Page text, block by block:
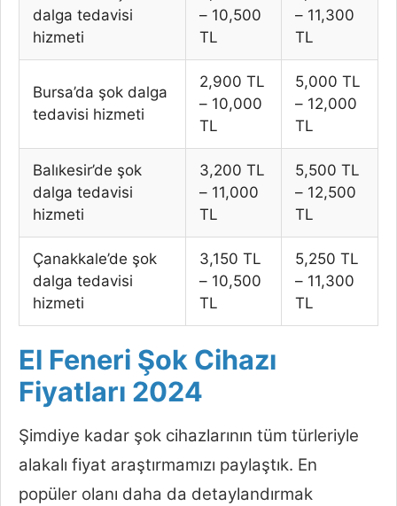
dalga tedavisi
hizmeti
– 10,500
TL
– 11,300
TL
Bursa’da şok dalga
tedavisi hizmeti
2,900 TL
– 10,000
TL
5,000 TL
– 12,000
TL
Balıkesir’de şok
dalga tedavisi
hizmeti
3,200 TL
– 11,000
TL
5,500 TL
– 12,500
TL
Çanakkale’de şok
dalga tedavisi
hizmeti
3,150 TL
– 10,500
TL
5,250 TL
– 11,300
TL
El Feneri Şok Cihazı
Fiyatları 2024
Şimdiye kadar şok cihazlarının tüm türleriyle
alakalı fiyat araştırmamızı paylaştık. En
popüler olanı daha da detaylandırmak